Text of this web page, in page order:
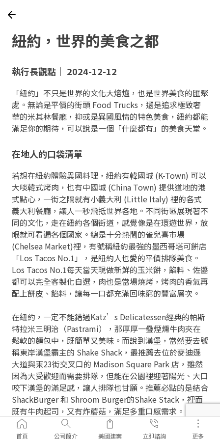
紐約，世界的美食之都
執行長觀點｜ 2024-12-12
「紐約」不只是世界的文化大熔爐，也是世界美食的匯聚
處。無論是平價的街頭 Food Trucks，還是追求極致奢
華的米其林餐廳，抑或是異國風情的特色美食，紐約都能
滿足你的期待，可以說是一個「什麼都有」的美食天堂。
在地人的口袋清單
若想在紐約體驗異國料理，紐約有韓國城 (K-Town) 可以
大啖韓式烤肉，也有中國城 (China Town) 提供道地的港
式點心，一街之隔就有小義大利 (Little Italy) 裡的各式
義大利餐廳，讓人一秒飛抵世界各地。不同街區展現著不
同的文化，走在紐約各個街道，感覺像是在環遊世界，放
眼就可看遍各個國家。總是十分熱鬧的雀兒喜市場
(Chelsea Market)裡，有號稱紐約最強的墨西哥塔可餅店
「Los Tacos No.1」，是紐約人也愛的平價排隊美食。
Los Tacos No.1每天當天現做新鮮的玉米餅，餡料、佐醬
都可以完全客製化自選，肉也是當場燒烤，烤肉的香氣再
配上餅皮、餡料，讓每一口都充滿回味窮的豐富層次。
在紐約，一定不能錯過Katz’s Delicatessen經典的帕斯
特拉米三明治（Pastrami），那厚厚一疊煙燻牛肉夾在
鬆軟的麵包中，既簡單又美味。而說到漢堡，當然要去號
稱東岸漢堡霸主的 Shake Shack，最推薦去位於麥迪遜
大道與東23街交叉口的 Madison Square Park 店，雖然
因為大受歡迎而需要排隊，但能在公園裡迎著陽光、大口
咬下漢堡的滿足感，讓人排隊也甘願。推薦必點的是結合
ShackBurger 和 Shroom Burger的Shake Stack，裡面
既有牛肉起司，又有炸蘑菇，滿足多重口感需求。 此
外，酥脆的薯條和濃郁的奶昔，也是備受歡迎的配餐選
擇。
首頁 公司簡介 美國建案 立即諮詢 更多